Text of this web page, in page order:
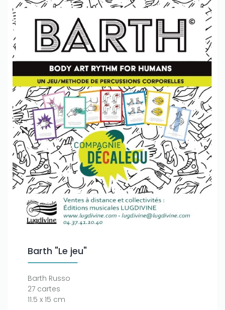
Barth "Le jeu"
Barth Russo
27 cartes
11.5 x 15 cm